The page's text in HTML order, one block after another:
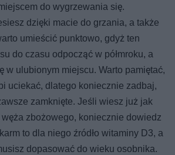
do wygrzewania się.
dzięki macie do grzania, a także
umieścić punktowo, gdyż ten
do czasu odpocząć w półmroku, a
w ulubionym miejscu. Warto pamiętać,
uciekać, dlatego koniecznie zadbaj,
zamknięte. Jeśli wiesz już jak
zbożowego, koniecznie dowiedz
to dla niego źródło witaminy D3, a
dopasować do wieku osobnika.